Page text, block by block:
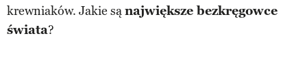
krewniaków. Jakie sąnajwiększe bezkręgowce
świata?